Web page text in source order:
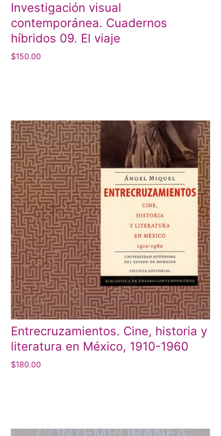
Investigación visual
contemporánea. Cuadernos
híbridos 09. El viaje
$150.00
Entrecruzamientos. Cine, historia y
literatura en México, 1910-1960
$180.00